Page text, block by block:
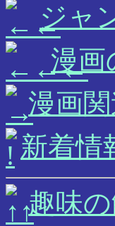
ジャ
漫画
漫画
新着情
趣味